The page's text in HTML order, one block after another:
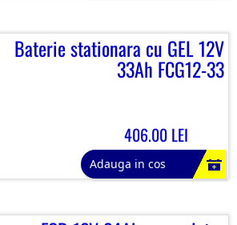
Baterie stationara cu GEL 12V
33Ah FCG12-33
406.00 LEI
Adauga in cos